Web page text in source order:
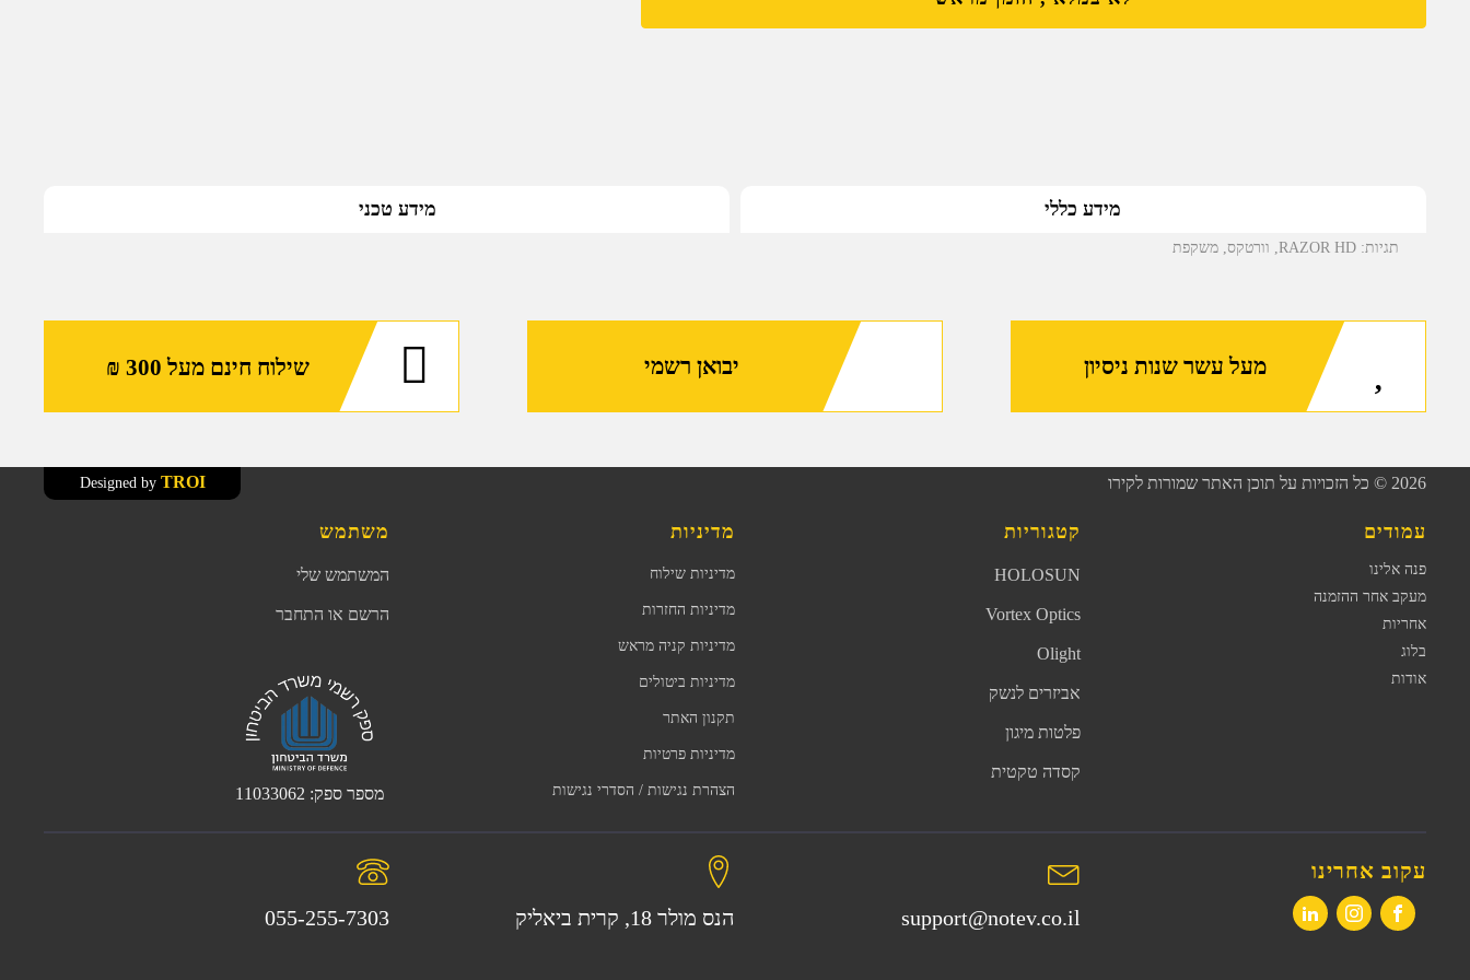
עם
מידע כללי מידע טכני
תגיות: RAZOR HD
, וורטקס, משקפת
מעל עשר שנות ניסיון יבואן רשמי שילוח חינם מעל 300 ₪
2026 © כל הזכויות על תוכן האתר שמורות לקירו TROI
Designed by
עמודים
פנה אלינו
מעקב אחר ההזמנה
אחריות
בלוג
אודות
קטגוריות
HOLOSUN
Vortex Optics
Olight
אביזרים לנשק
פלטות מיגון
קסדה טקטית
מדיניות
מדיניות שילוח
מדיניות החזרות
מדיניות קניה מראש
מדיניות ביטולים
תקנון האתר
מדיניות פרטיות
הצהרת נגישות / הסדרי נגישות
משתמש
המשתמש שלי
הרשם או התחבר
מספר ספק: 11033062
עקוב אחרינו
support@notev.co.il
הנס מולר 18, קרית ביאליק 055-255-7303